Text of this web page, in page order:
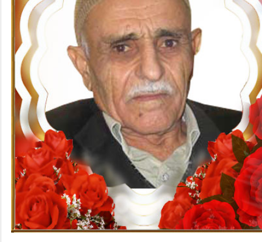
Değerli Büyüğümüz Osman
Değerli Büyüğümüz Bilal-
Değerli Büyüğümüz Fade
Değerli Büyüğümüz İbrahim